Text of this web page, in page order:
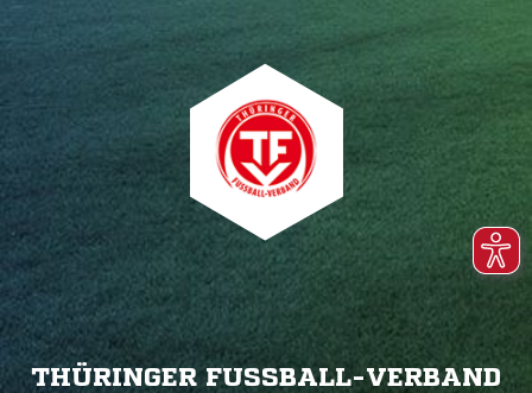
THÜRINGER FUSSBALL-VERBAND